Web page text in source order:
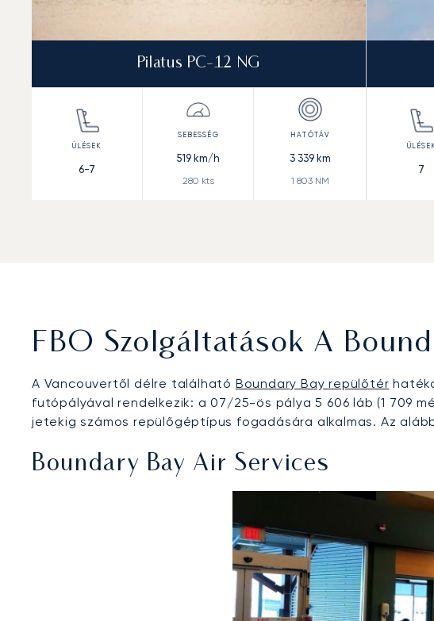
Pilatus PC-12 NG
6-7
519km/h
280 kts
3 339km
1 803NM
7
FBO Szolgáltatások A
A Vancouvertől délre található Boundary Bay repülőtér
futópályával rendelkezik: a 07/25-ös pálya 5 606 láb (1 709
jetekig számos repülőgéptípus fogadására alkalmas. Az
Boundary Bay Air Services